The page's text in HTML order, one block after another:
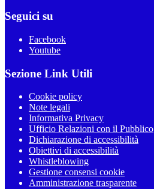
Seguici su
Facebook
Youtube
Sezione Link Utili
Cookie policy
Note legali
Informativa Privacy
Ufficio Relazioni con il Pubblico
Dichiarazione di accessibilità
Obiettivi di accessibilità
Whistleblowing
Gestione consensi cookie
Amministrazione trasparente